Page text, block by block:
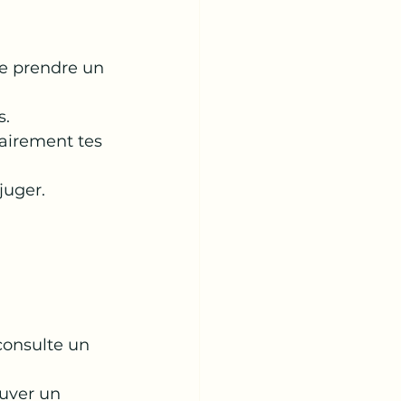
prendre un
tes
un
un